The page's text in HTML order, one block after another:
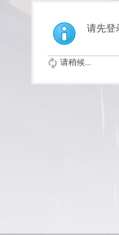
请先登
请稍候...